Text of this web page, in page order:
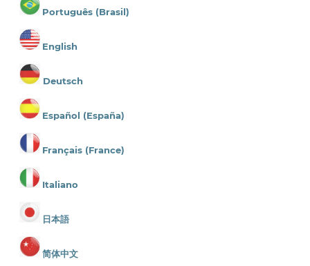
Português (Brasil)
English
Deutsch
Español (España)
Français (France)
Italiano
日本語
简体中文